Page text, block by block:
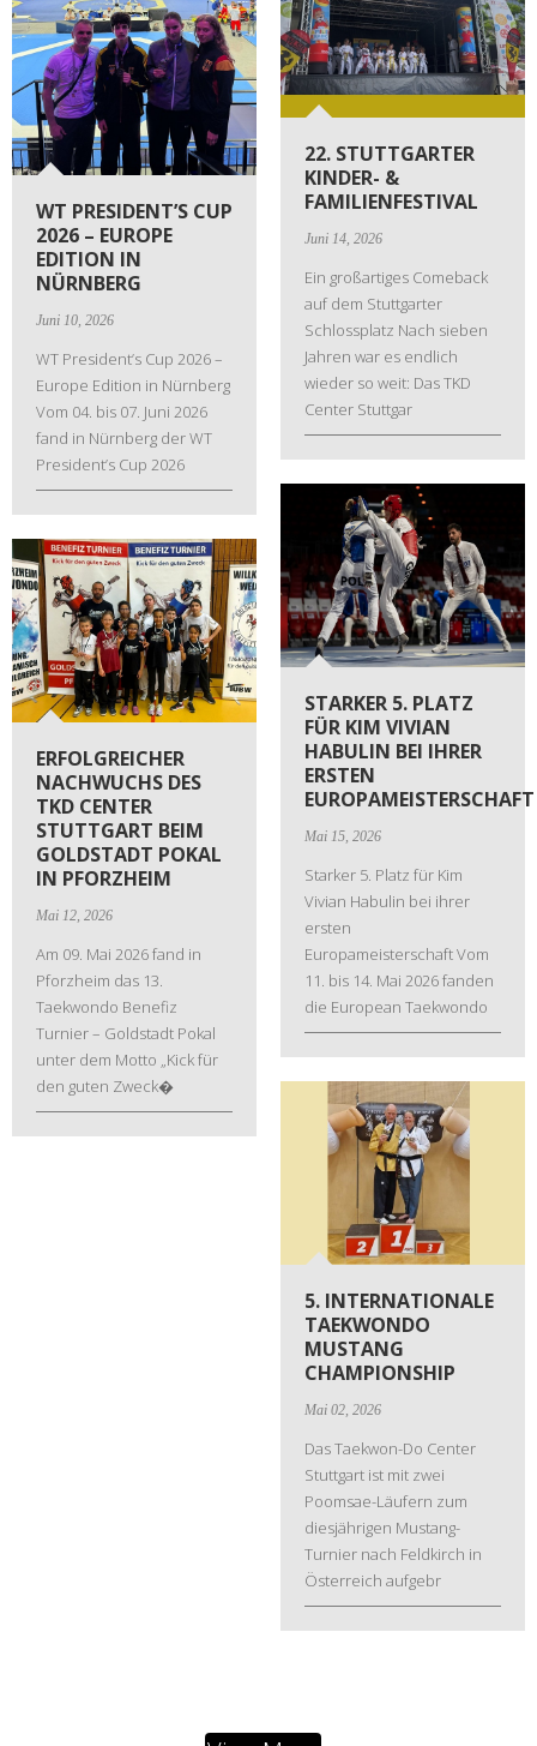
22. STUTTGARTER
KINDER- &
FAMILIENFESTIVAL
Juni 14, 2026
Ein großartiges Comeback
auf dem Stuttgarter
Schlossplatz Nach sieben
Jahren war es endlich
wieder so weit: Das TKD
Center Stuttgar
WT PRESIDENT’S CUP
2026 – EUROPE
EDITION IN
NÜRNBERG
Juni 10, 2026
WT President’s Cup 2026 –
Europe Edition in Nürnberg
Vom 04. bis 07. Juni 2026
fand in Nürnberg der WT
President’s Cup 2026
STARKER 5. PLATZ
FÜR KIM VIVIAN
HABULIN BEI IHRER
ERSTEN
EUROPAMEISTERSCHAFT
Mai 15, 2026
Starker 5. Platz für Kim
Vivian Habulin bei ihrer
ersten
Europameisterschaft Vom
11. bis 14. Mai 2026 fanden
die European Taekwondo
ERFOLGREICHER
NACHWUCHS DES
TKD CENTER
STUTTGART BEIM
GOLDSTADT POKAL
IN PFORZHEIM
Mai 12, 2026
Am 09. Mai 2026 fand in
Pforzheim das 13.
Taekwondo Benefiz
Turnier – Goldstadt Pokal
unter dem Motto „Kick für
den guten Zweck�
5. INTERNATIONALE
TAEKWONDO
MUSTANG
CHAMPIONSHIP
Mai 02, 2026
Das Taekwon-Do Center
Stuttgart ist mit zwei
Poomsae-Läufern zum
diesjährigen Mustang-
Turnier nach Feldkirch in
Österreich aufgebr